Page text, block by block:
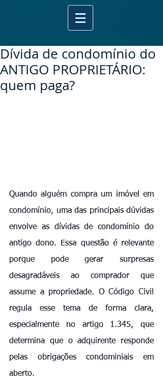
Dívida de condomínio do
ANTIGO PROPRIETÁRIO:
quem paga?
Quando alguém compra um imóvel em
condomínio, uma das principais dúvidas
envolve as dívidas de condomínio do
antigo dono. Essa questão é relevante
porque pode gerar surpresas
desagradáveis ao comprador que
assume a propriedade. O Código Civil
regula esse tema de forma clara,
especialmente no artigo 1.345, que
determina que o adquirente responde
pelas obrigações condominiais em
aberto.